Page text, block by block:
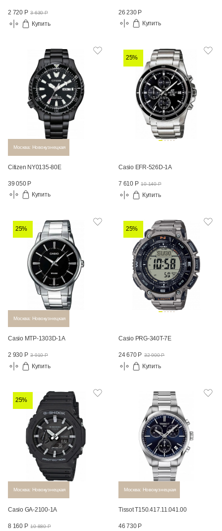
2 720 Р 3 630 Р
Купить
26 230 Р
Купить
Москва: Новокузнецкая
Citizen NY0135-80E
39 050 Р
Купить
25%
Casio EFR-526D-1A
7 610 Р 10 140 Р
Купить
25%
Москва: Новокузнецкая
Casio MTP-1303D-1A
2 930 Р 3 910 Р
Купить
25%
Casio PRG-340T-7E
24 670 Р 32 900 Р
Купить
25%
Москва: Новокузнецкая
Casio GA-2100-1A
8 160 Р 10 880 Р
Москва: Новокузнецкая
Tissot T150.417.11.041.00
46 730 Р